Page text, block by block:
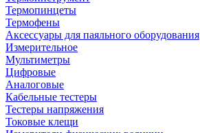
Термопинцеты
Термофены
Аксессуары для паяльного оборудования
Измерительное
Мультиметры
Цифровые
Аналоговые
Кабельные тестеры
Тестеры напряжения
Токовые клещи